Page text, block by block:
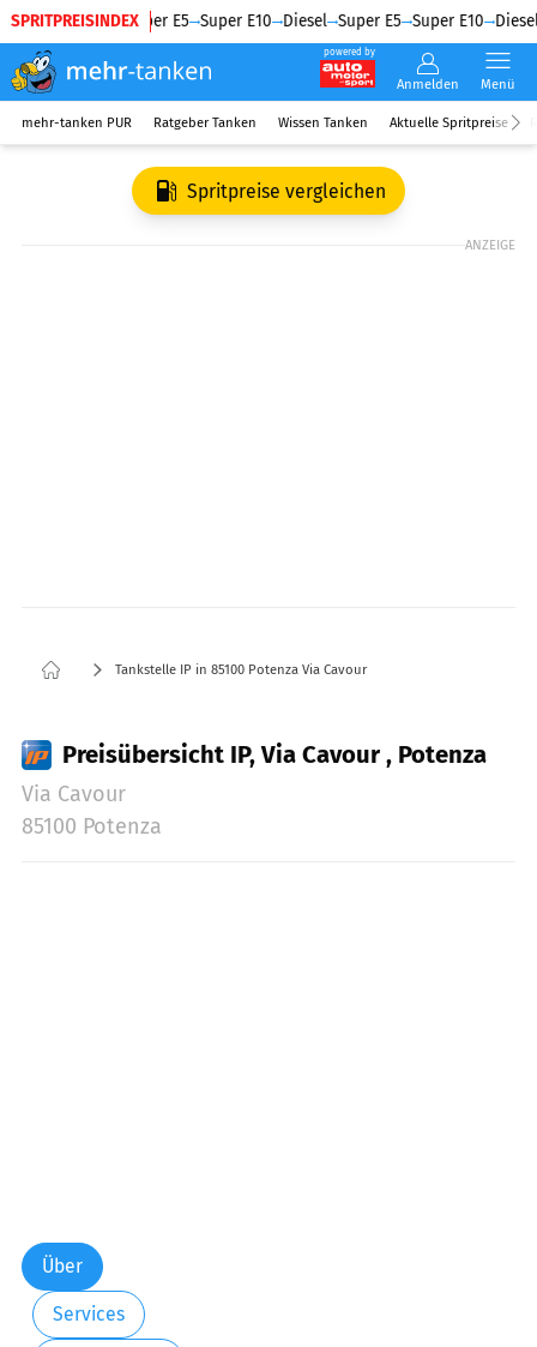
SPRITPREISINDEX
Diesel Super E5 Super E10 Diesel Super E5 Super E10 Diesel
powered by
Anmelden Menü
mehr-tanken PUR Ratgeber Tanken Wissen Tanken Aktuelle Spritpreise
Spritpreise vergleichen
ANZEIGE
Tankstelle IP in 85100 Potenza Via Cavour
Preisübersicht IP, Via Cavour , Potenza
Via Cavour
85100 Potenza
Über
Services